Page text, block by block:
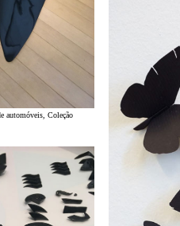
automóveis, Coleção